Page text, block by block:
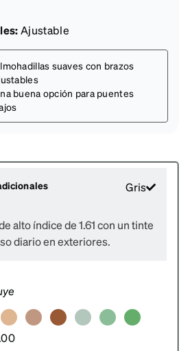
Ajustable
suaves con brazos
buena opción para puentes
Gris
alto índice de 1.61 con un tinte
diario en exteriores.